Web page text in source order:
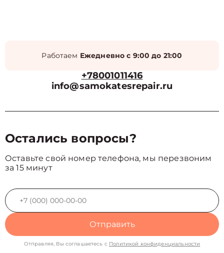
Работаем Ежедневно с 9:00 до 21:00
+78001011416
info@samokatesrepair.ru
Остались вопросы?
Оставьте свой номер телефона, мы перезвоним
за 15 минут
Отправить
Отправляя, Вы соглашаетесь с Политикой конфиденциальности